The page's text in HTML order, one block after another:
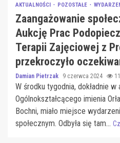
AKTUALNOŚCI POZOSTAŁE
Zaangażowanie
Aukcję Prac
Terapii Zajęciowej z
przekroczyło
Damian Pietrzak 9 czerwca 2024
W środku tygodnia, dokładnie w
Ogólnokształcącego imienia
Bochni, miało miejsce
społecznym. Odbyła się tam...